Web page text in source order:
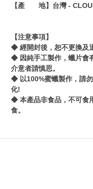
【產 地】台灣-
【注意事項】
◆ 經開封後，恕不更換及
◆ 因純手工製作，蠟片會
介意者請慎思。
◆ 以100%蜜蠟製作 ，請
化!
◆ 本產品非食品 ，不可食
食。